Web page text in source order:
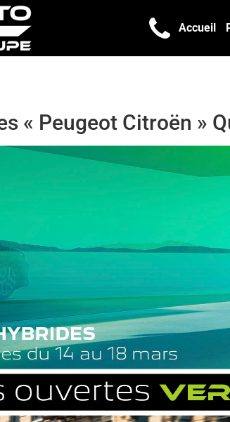
Accueil
« Peugeot Citroën »